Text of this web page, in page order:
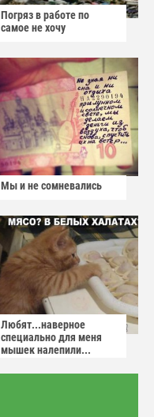
Погряз в работе по
самое не хочу
Мы и не сомневались
Любят...наверное
специально для меня
мышек налепили...